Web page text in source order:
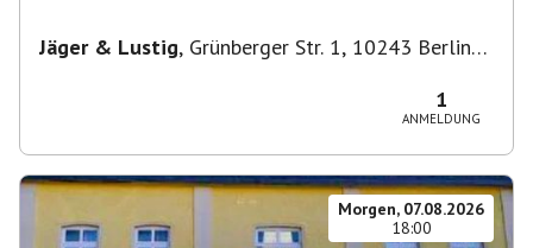
Jäger & Lustig, Grünberger Str. 1, 10243 Berlin-
1
ANMELDUNG
Morgen, 07.08.2026
18:00